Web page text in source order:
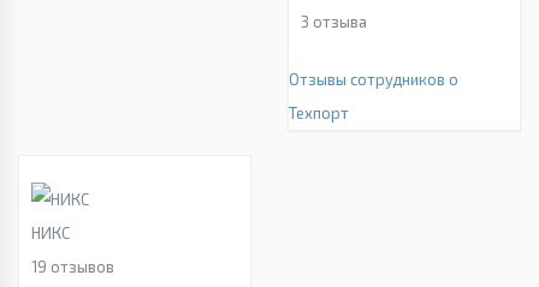
3 отзыва
Отзывы сотрудников о
Техпорт
НИКС
19 отзывов